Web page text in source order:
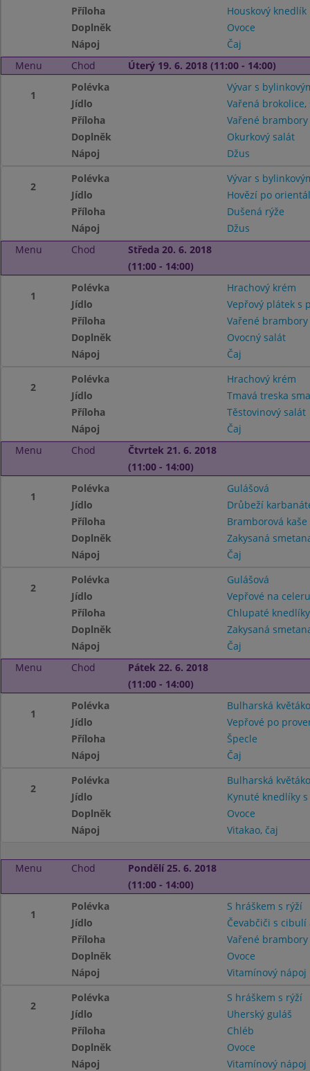
Příloha
Houskový knedlík
Doplněk
Ovoce
Nápoj
Čaj
Menu
Chod Úterý 19. 6. 2018 (11:00 - 14:00)
1
Polévka
Vývar s
Jídlo
Vařená brokolice,
Příloha
Vařené
Doplněk
Okurkový salát
Nápoj
Džus
2
Polévka
Vývar s
Jídlo
Hovězí po
Příloha
Dušená rýže
Nápoj
Džus
Menu
Chod
Středa 20. 6. 2018
(11:00 - 14:00)
1
Polévka
Hrachový krém
Jídlo
Vepřový plátek s
Příloha
Vařené brambory
Doplněk
Ovocný salát
Nápoj
Čaj
2
Polévka
Hrachový krém
Jídlo
Tmavá treska
Příloha
Těstovinový salát
Nápoj
Čaj
Menu
Chod
Čtvrtek 21. 6. 2018
(11:00 - 14:00)
1
Polévka
Gulášová
Jídlo
Drůbeží
Příloha
Bramborová
Doplněk
Zakysaná
Nápoj
Čaj
2
Polévka
Gulášová
Jídlo
Vepřové na celeru
Příloha
Chlupaté knedlíky
Doplněk
Zakysaná
Nápoj
Čaj
Menu
Chod
Pátek 22. 6. 2018
(11:00 - 14:00)
1
Polévka
Bulharská
Jídlo
Vepřové po
Příloha
Špecle
Nápoj
Čaj
2
Polévka
Bulharská
Jídlo
Kynuté knedlíky
Doplněk
Ovoce
Nápoj
Vitakao, čaj
Menu Chod
Pondělí 25. 6. 2018
(11:00 - 14:00)
1
Polévka
S hráškem s rýží
Jídlo
Čevabčiči s
Příloha
Vařené brambory
Doplněk
Ovoce
Nápoj
Vitamínový nápoj
2
Polévka
S hráškem s rýží
Jídlo
Uherský guláš
Příloha
Chléb
Doplněk
Ovoce
Nápoj
Vitamínový nápoj